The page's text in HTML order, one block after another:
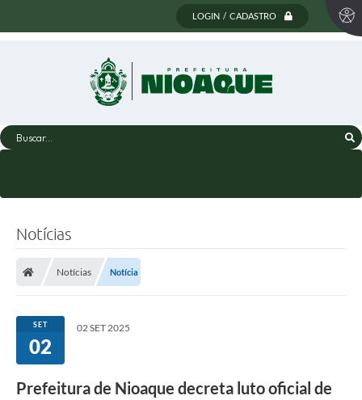
LOGIN / CADASTRO
Buscar...
Notícias
Notícias Notícia
SET
02
02 SET 2025
Prefeitura de Nioaque decreta luto oficial de